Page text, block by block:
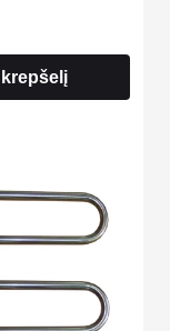
Į krepšelį